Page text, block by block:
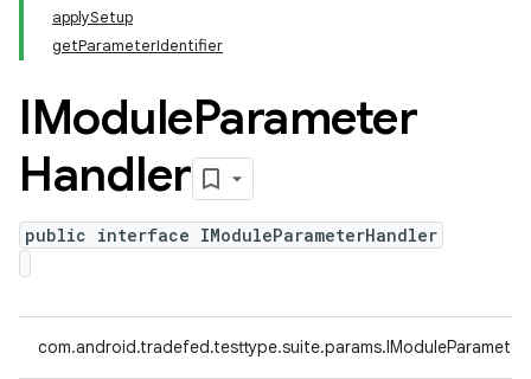
applySetup
getParameterIdentifier
IModuleParameter
Handler
public interface IModuleParameterHandler